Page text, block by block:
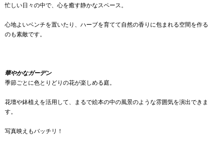
忙しい日々の中で、心を癒す静かなスペース。
心地よいベンチを置いたり、ハーブを育てて自然の香りに包まれる空間を作る
のも素敵です。
華やかなガーデン
季節ごとに色とりどりの花が楽しめる庭。
花壇や鉢植えを活用して、まるで絵本の中の風景のような雰囲気を演出できま
す。
写真映えもバッチリ！